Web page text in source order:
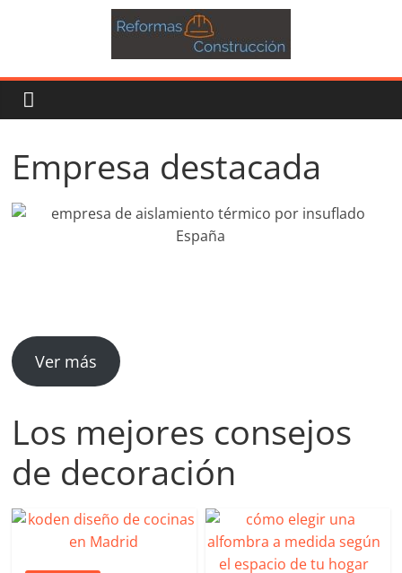
Empresa destacada
Ver más
Los mejores consejos
de decoración